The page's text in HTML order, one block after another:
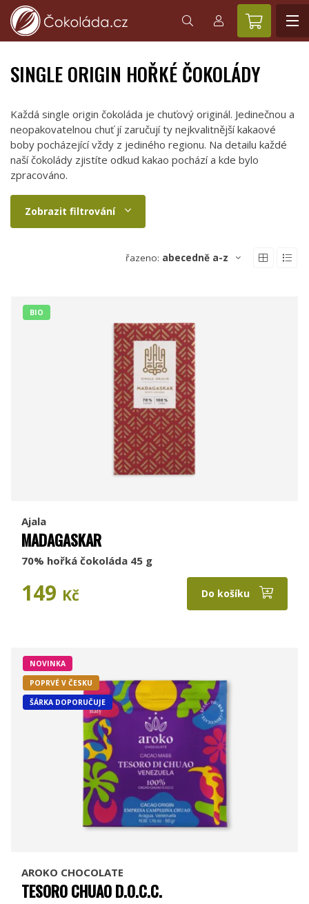
SINGLE ORIGIN HOŘKÉ ČOKOLÁDY
Každá single origin čokoláda je chuťový originál. Jedinečnou a
neopakovatelnou chuť jí zaručují ty nejkvalitnější kakaové
boby pocházející vždy z jediného regionu. Na detailu každé
naší čokolády zjistíte odkud kakao pochází a kde bylo
zpracováno.
Zobrazit filtrování
řazeno: abecedně a-z
BIO
Ajala
MADAGASKAR
70% hořká čokoláda 45 g
149 Kč Do košíku
NOVINKA
POPRVÉ V ČESKU
ŠÁRKA DOPORUČUJE
AROKO CHOCOLATE
TESORO CHUAO D.O.C.C.